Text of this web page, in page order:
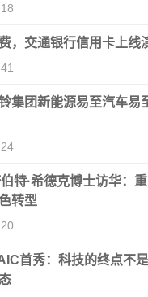
，交通银行信用卡上线
集团新能源易至汽车易
特·希德克博士访华：
转型
首秀：科技的终点不是